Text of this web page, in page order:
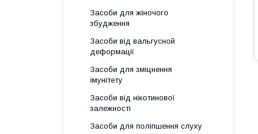
Засоби для жіночого
збудження
Засоби від вальгусной
деформації
Засоби для зміцнення
імунітету
Засоби від нікотинової
залежності
Засоби для поліпшення слуху